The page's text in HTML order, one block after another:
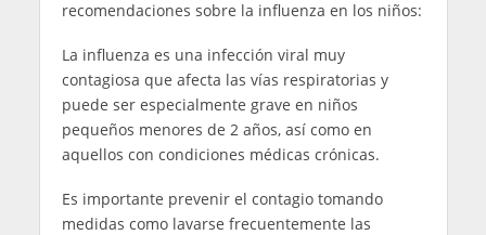
recomendaciones sobre la influenza en los niños:
La influenza es una infección viral muy
contagiosa que afecta las vías respiratorias y
puede ser especialmente grave en niños
pequeños menores de 2 años, así como en
aquellos con condiciones médicas crónicas.
Es importante prevenir el contagio tomando
medidas como lavarse frecuentemente las